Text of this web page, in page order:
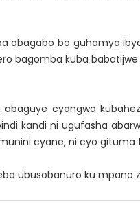
bo guhamya
bagomba kuba
cyangwa
kandi ni ugufasha
cyane, ni cyo
ubusobanuro ku mpano